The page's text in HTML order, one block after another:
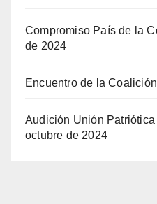
Compromiso País de la
de 2024
Encuentro de la Coalición
Audición Unión Patriótica
octubre de 2024